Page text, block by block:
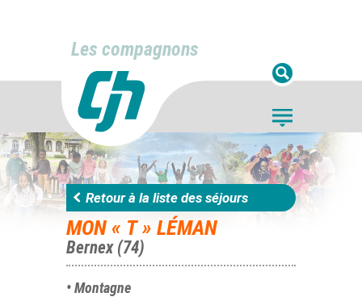
Les compagnons
Retour à la liste des séjours
MON « T » LÉMAN
Bernex (74)
• Montagne